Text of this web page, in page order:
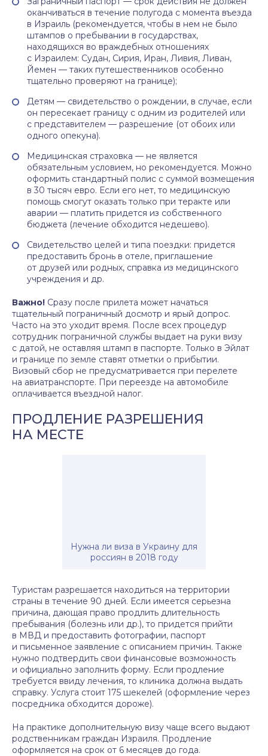
оканчиваться в течение полугода с момента въезда
в Израиль (рекомендуется, чтобы в нем не было
штампов о пребывании в государствах,
находящихся во враждебных отношениях
с Израилем: Судан, Сирия, Иран, Ливия, Ливан,
Йемен — таких путешественников особенно
тщательно проверяют на границе);
Детям — свидетельство о рождении, в случае, если
он пересекает границу с одним из родителей или
с представителем — разрешение (от обоих или
одного опекуна).
Медицинская страховка — не является
обязательным условием, но рекомендуется. Можно
оформить стандартный полис с суммой возмещения
в 30 тысяч евро. Если его нет, то медицинскую
помощь смогут оказать только при теракте или
аварии — платить придется из собственного
бюджета (лечение обходится недешево).
Свидетельство целей и типа поездки: придется
предоставить бронь в отеле, приглашение
от друзей или родных, справка из медицинского
учреждения и др.
Важно! Сразу после прилета может начаться
тщательный пограничный досмотр и ярый допрос.
Часто на это уходит время. После всех процедур
сотрудник пограничной службы выдает на руки визу
с датой, не оставляя штамп в паспорте. Только в Эйлат
и границе по земле ставят отметки о прибытии.
Визовый сбор не предусматривается при перелете
на авиатранспорте. При переезде на автомобиле
оплачивается въездной налог.
ПРОДЛЕНИЕ РАЗРЕШЕНИЯ
НА МЕСТЕ
Нужна ли виза в Украину для
россиян в 2018 году
Туристам разрешается находиться на территории
страны в течение 90 дней. Если имеется серьезна
причина, дающая право продлить длительность
пребывания (болезнь или др.), то придется прийти
в МВД и предоставить фотографии, паспорт
и письменное заявление с описанием причин. Также
нужно подтвердить свои финансовые возможность
и официально заполнить форму. Если продление
требуется ввиду лечения, то клиника должна выдать
справку. Услуга стоит 175 шекелей (оформление через
посредника обходится дороже).
На практике дополнительную визу чаще всего выдают
родственникам граждан Израиля. Продление
оформляется на срок от 6 месяцев до года.